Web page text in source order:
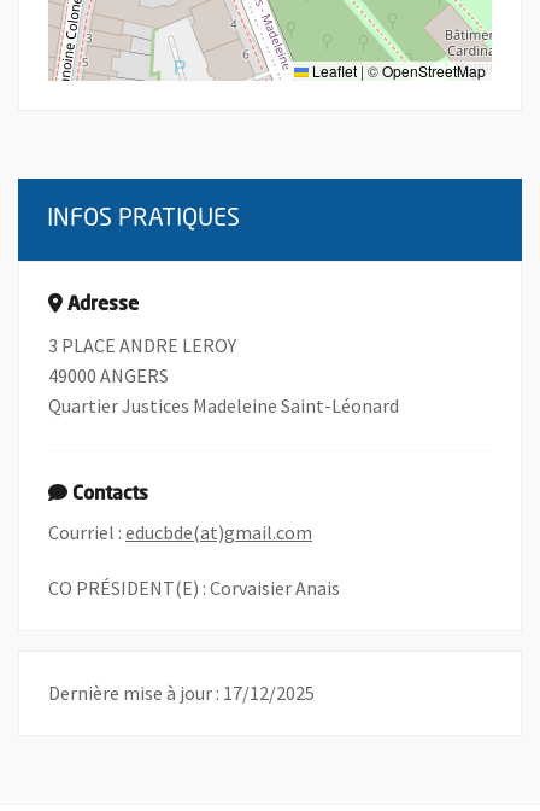
Leaflet | ©OpenStreetMap
INFOS PRATIQUES
Adresse
3 PLACE ANDRE LEROY
49000 ANGERS
Quartier Justices Madeleine Saint-Léonard
Contacts
Courriel : educbde(at)gmail.com
CO PRÉSIDENT(E) : Corvaisier Anais
Dernière mise à jour : 17/12/2025